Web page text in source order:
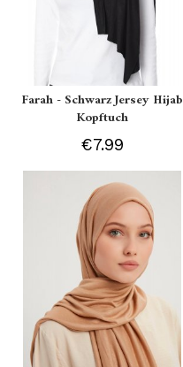
Farah - Schwarz Jersey Hijab
Kopftuch
€7.99